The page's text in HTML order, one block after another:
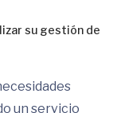
su gestión de
un servicio